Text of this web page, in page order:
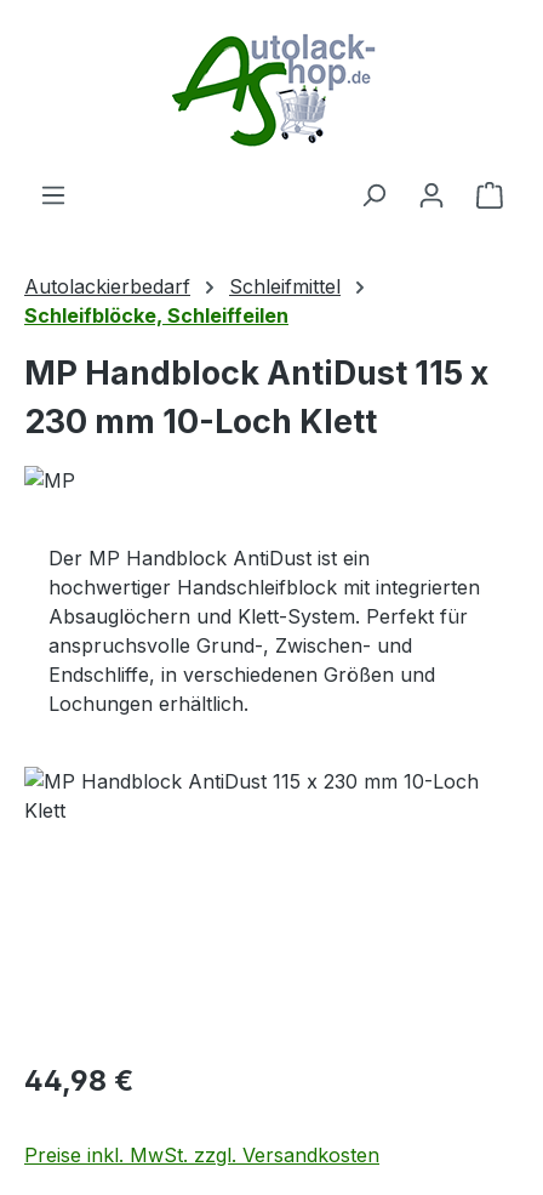
Autolackierbedarf
Schleifmittel
Schleifblöcke, Schleiffeilen
MP Handblock AntiDust 115 x
230 mm 10-Loch Klett
Der MP Handblock AntiDust ist ein
hochwertiger Handschleifblock mit integrierten
Absauglöchern und Klett-System. Perfekt für
anspruchsvolle Grund-, Zwischen- und
Endschliffe, in verschiedenen Größen und
Lochungen erhältlich.
Bildergalerie überspringen
Regulärer Preis:
44,98 €
Preise inkl. MwSt. zzgl. Versandkosten